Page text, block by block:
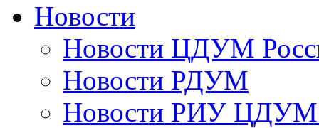
Новости
Новости ЦДУМ
Новости РДУМ
Новости РИУ ЦДУМ